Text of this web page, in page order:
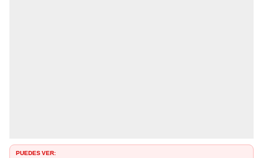
PUEDES VER: